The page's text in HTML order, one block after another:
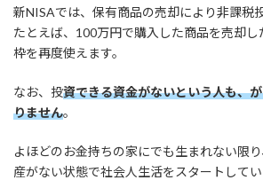
新NISAでは、保有商品の売却により非課税
たとえば、100万円で購入した商品を売却
枠を再度使えます。
なお、投資できる資金がないという人も、
りません。
よほどのお金持ちの家にでも生まれない限
産がない状態で社会人生活をスタートしてい